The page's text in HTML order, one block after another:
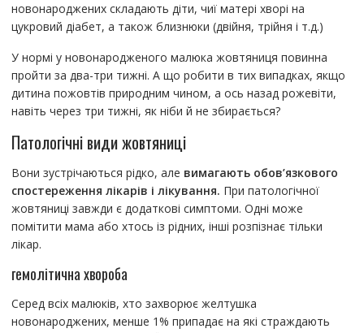
новонароджених складають діти, чиї матері хворі на
цукровий діабет, а також близнюки (двійня, трійня і т.д.)
У нормі у новонародженого малюка жовтяниця повинна
пройти за два-три тижні. А що робити в тих випадках, якщо
дитина пожовтів природним чином, а ось назад рожевіти,
навіть через три тижні, як ніби й не збирається?
Патологічні види жовтяниці
Вони зустрічаються рідко, але вимагають обов’язкового
спостереження лікарів і лікування. При патологічної
жовтяниці завжди є додаткові симптоми. Одні може
помітити мама або хтось із рідних, інші розпізнає тільки
лікар.
гемолітична хвороба
Серед всіх малюків, хто захворює желтушка
новонароджених, менше 1% припадає на які страждають